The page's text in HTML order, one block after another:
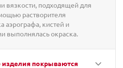
вязкости, подходящей для
растворителя
аэрографа, кистей и
выполнялась окраска.
покрываются